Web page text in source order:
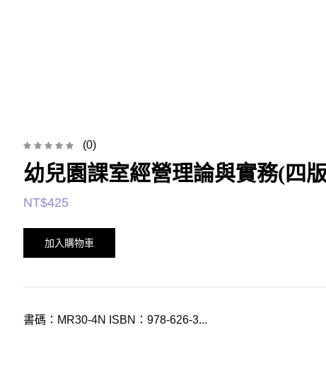
(0)
幼兒園課室經營理論與實務(四
NT$425
加入購物車
書碼：MR30-4N ISBN：978-626-3...